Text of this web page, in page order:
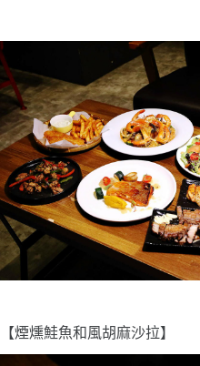
【煙燻鮭魚和風胡麻沙拉】